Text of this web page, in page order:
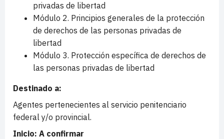
privadas de libertad
Módulo 2. Principios generales de la protección
de derechos de las personas privadas de
libertad
Módulo 3. Protección específica de derechos de
las personas privadas de libertad
Destinado a:
Agentes pertenecientes al servicio penitenciario
federal y/o provincial.
Inicio: A confirmar